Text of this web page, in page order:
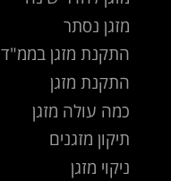
מזגן נסתר
התקנת מזגן בממ"ד
התקנת מזגן
כמה עולה מזגן
תיקון מזגנים
ניקוי מזגן